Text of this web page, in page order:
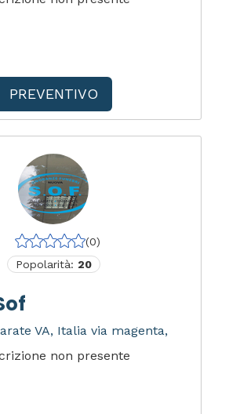
PREVENTIVO
(0)
Popolarità: 20
VA, Italia via magenta,
non presente